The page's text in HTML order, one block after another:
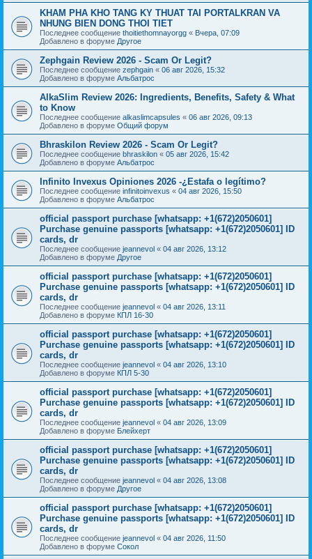
KHAM PHA KHO TANG KY THUAT TAI PORTALKRAN VA
NHUNG BIEN DONG THOI TIET
Последнее сообщение thoitiethomnayorgg « Вчера, 07:09
Добавлено в форуме Другое
Zephgain Review 2026 - Scam Or Legit?
Последнее сообщение zephgain « 06 авг 2026, 15:32
Добавлено в форуме Альбатрос
AlkaSlim Review 2026: Ingredients, Benefits, Safety & What
to Know
Последнее сообщение alkaslimcapsules « 06 авг 2026, 09:13
Добавлено в форуме Общий форум
Bhraskilon Review 2026 - Scam Or Legit?
Последнее сообщение bhraskilon « 05 авг 2026, 15:42
Добавлено в форуме Альбатрос
Infinito Invexus Opiniones 2026 -¿Estafa o legítimo?
Последнее сообщение infinitoinvexus « 04 авг 2026, 15:50
Добавлено в форуме Альбатрос
official passport purchase [whatsapp: +1(672)2050601]
Purchase genuine passports [whatsapp: +1(672)2050601] ID
cards, dr
Последнее сообщение jeannevol « 04 авг 2026, 13:12
Добавлено в форуме Другое
official passport purchase [whatsapp: +1(672)2050601]
Purchase genuine passports [whatsapp: +1(672)2050601] ID
cards, dr
Последнее сообщение jeannevol « 04 авг 2026, 13:11
Добавлено в форуме КПЛ 16-30
official passport purchase [whatsapp: +1(672)2050601]
Purchase genuine passports [whatsapp: +1(672)2050601] ID
cards, dr
Последнее сообщение jeannevol « 04 авг 2026, 13:10
Добавлено в форуме КПЛ 5-30
official passport purchase [whatsapp: +1(672)2050601]
Purchase genuine passports [whatsapp: +1(672)2050601] ID
cards, dr
Последнее сообщение jeannevol « 04 авг 2026, 13:09
Добавлено в форуме Блейхерт
official passport purchase [whatsapp: +1(672)2050601]
Purchase genuine passports [whatsapp: +1(672)2050601] ID
cards, dr
Последнее сообщение jeannevol « 04 авг 2026, 13:08
Добавлено в форуме Другое
official passport purchase [whatsapp: +1(672)2050601]
Purchase genuine passports [whatsapp: +1(672)2050601] ID
cards, dr
Последнее сообщение jeannevol « 04 авг 2026, 11:50
Добавлено в форуме Сокол